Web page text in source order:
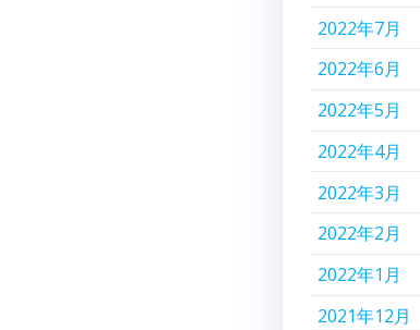
2022年7月
2022年6月
2022年5月
2022年4月
2022年3月
2022年2月
2022年1月
2021年12月